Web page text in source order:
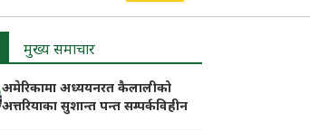
मुख्य समाचार
अमेरिकामा अध्ययनरत कैलालीको
अत्तरियाका सुशान्त पन्त सम्पर्कविहीन